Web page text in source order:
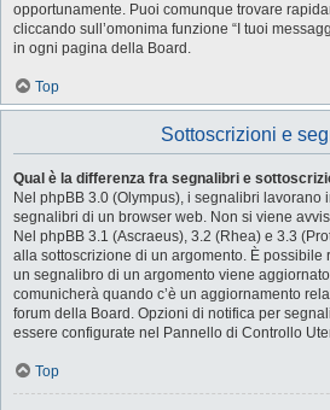
opportunamente. Puoi comunque trovare
cliccando sull’omonima funzione “I tuoi
in ogni pagina della Board.
Top
Sottoscrizioni e
Qual è la differenza fra segnalibri e
Nel phpBB 3.0 (Olympus), i segnalibri lavorano
segnalibri di un browser web. Non si viene
Nel phpBB 3.1 (Ascraeus), 3.2 (Rhea) e 3.3
alla sottoscrizione di un argomento. È possibile
un segnalibro di un argomento viene
comunicherà quando c’è un aggiornamento
forum della Board. Opzioni di notifica per
essere configurate nel Pannello di Controllo
Top